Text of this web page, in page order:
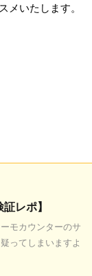
いたします。
レポ】
モカウンターのサ
ってしまいますよ